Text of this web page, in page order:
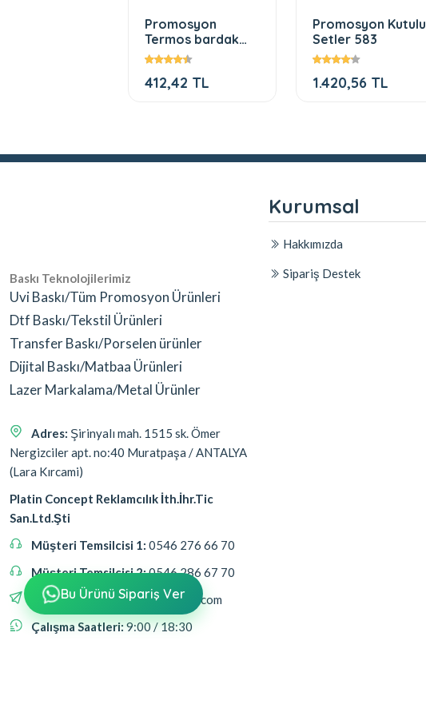
Promosyon
Termos bardak
baskılı 500 ml
412,42 TL
Promosyon Kutulu
Setler 583
1.420,56 TL
Bu Ürünü Sipariş Ver
Baskı Teknolojilerimiz
Uvi Baskı/Tüm Promosyon Ürünleri
Dtf Baskı/Tekstil Ürünleri
Transfer Baskı/Porselen ürünler
Dijital Baskı/Matbaa Ürünleri
Lazer Markalama/Metal Ürünler
Adres: Şirinyalı mah. 1515 sk. Ömer
Nergizciler apt. no:40 Muratpaşa / ANTALYA
(Lara Kırcami)
Platin Concept Reklamcılık İth.İhr.Tic
San.Ltd.Şti
Müşteri Temsilcisi 1: 0546 276 66 70
Müşteri Temsilcisi 2:0546 286 67 70
Email:platinreklambaski@gmail.com
Çalışma Saatleri:9:00 / 18:30
Kurumsal
Hakkımızda
Sipariş Destek